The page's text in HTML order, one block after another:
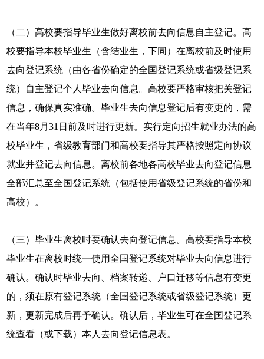
（二）高校要指导毕业生做好离校前去向信息自主登记。高
校要指导本校毕业生（含结业生，下同）在离校前及时使用
去向登记系统（由各省份确定的全国登记系统或省级登记系
统）自主登记个人毕业去向信息。高校要严格审核把关登记
信息，确保真实准确。毕业生去向信息登记后有变更的，需
在当年8月31日前及时进行更新。实行定向招生就业办法的高
校毕业生，省级教育部门和高校要指导其严格按照定向协议
就业并登记去向信息。离校前各地各高校毕业去向登记信息
全部汇总至全国登记系统（包括使用省级登记系统的省份和
高校）。
（三）毕业生离校时要确认去向登记信息。高校要指导本校
毕业生在离校时统一使用全国登记系统对毕业去向信息进行
确认。确认时毕业去向、档案转递、户口迁移等信息有变更
的，须在原有登记系统（全国登记系统或省级登记系统）更
新，更新完成后再予确认。确认后，毕业生可在全国登记系
统查看（或下载）本人去向登记信息表。